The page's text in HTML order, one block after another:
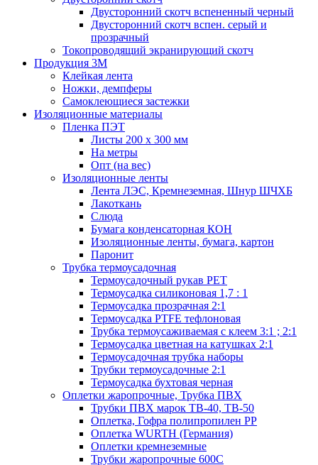
Двусторонний скотч вспененный черный
Двусторонний скотч вспен. серый и
прозрачный
Токопроводящий экранирующий скотч
Продукция 3M
Клейкая лента
Ножки, демпферы
Самоклеющиеся застежки
Изоляционные материалы
Пленка ПЭТ
Листы 200 х 300 мм
На метры
Опт (на вес)
Изоляционные ленты
Лента ЛЭС, Кремнеземная, Шнур ШЧХБ
Лакоткань
Слюда
Бумага конденсаторная КОН
Изоляционные ленты, бумага, картон
Паронит
Трубка термоусадочная
Термоусадочный рукав PET
Термоусадка силиконовая 1,7 : 1
Термоусадка прозрачная 2:1
Термоусадка PTFE тефлоновая
Трубка термоусаживаемая с клеем 3:1 ; 2:1
Термоусадка цветная на катушках 2:1
Термоусадочная трубка наборы
Трубки термоусадочные 2:1
Термоусадка бухтовая черная
Оплетки жаропрочные, Трубка ПВХ
Трубки ПВХ марок ТВ-40, ТВ-50
Оплетка, Гофра полипропилен PP
Оплетка WURTH (Германия)
Оплетки кремнеземные
Трубки жаропрочные 600С